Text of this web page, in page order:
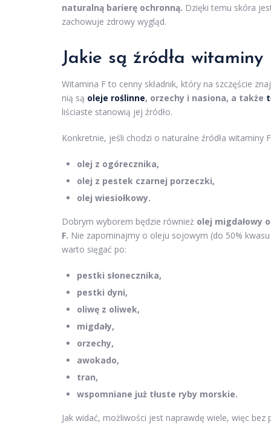
naturalną barierę ochronną. Dzięki temu skóra
zachowuje zdrowy wygląd.
Jakie są źródła
Witamina F to cenny składnik, który na szczęście
nią są oleje roślinne, orzechy i nasiona, a także
liściaste stanowią jej źródło.
Konkretnie, jeśli chodzi o naturalne źródła witaminy
olej z ogórecznika,
olej z pestek czarnej porzeczki,
olej wiesiołkowy.
Dobrym wyborem będzie również olej migdałowy
F. Nie zapominajmy o oleju sojowym (do 50%
warto sięgać po:
pestki słonecznika,
pestki dyni,
oliwę z oliwek,
migdały,
orzechy,
awokado,
tran,
wspomniane już tłuste ryby morskie.
Jak widać, możliwości jest naprawdę wiele, więc